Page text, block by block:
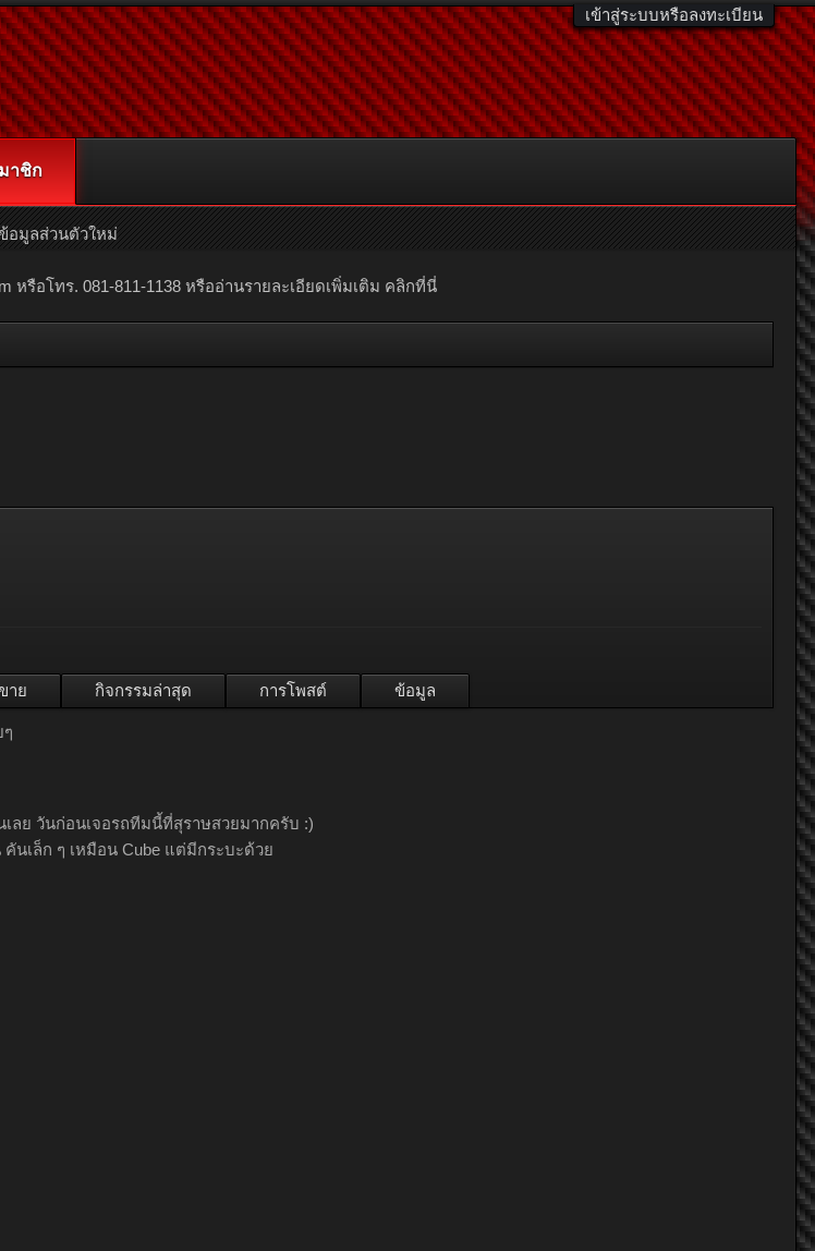
เข้าสู่ระบบหรือลงทะเบียน
หรือโทร. 081-811-1138 หรืออ่านรายละเอียดเพิ่มเติม คลิกที่นี่
าย กิจกรรมล่าสุด การโพสต์ ข้อมูล
ลย วันก่อนเจอรถทีมนี้ที่สุราษสวยมากครับ :)
นเล็ก ๆ เหมือน Cube แต่มีกระบะด้วย
าชิก
อมูลส่วนตัวใหม่